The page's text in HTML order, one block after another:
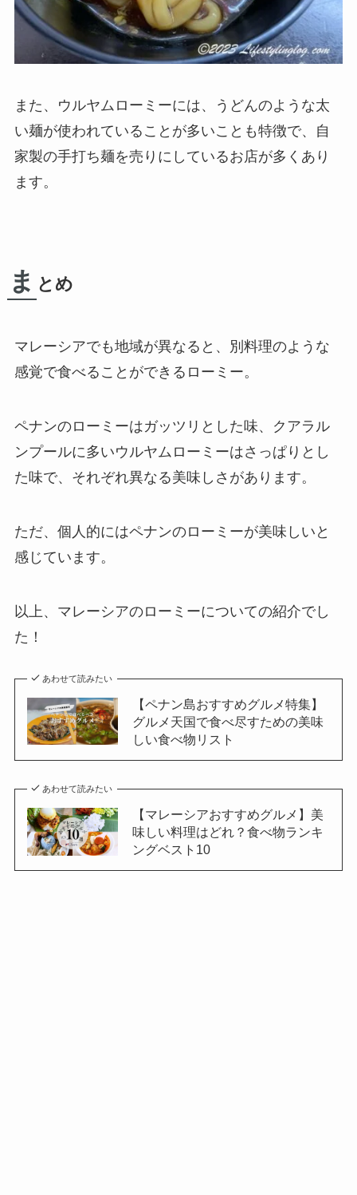
また、ウルヤムローミーには、
うどんのような太
い麺が使われていることが多いことも特徴で、自
家製の手打ち麺を売りにしているお店が多くあり
ます。
ま とめ
マレーシアでも地域が異なると、別料理のような
感覚で食べることができるローミー。
ペナンのローミーはガッツリとした味、クアラル
ンプールに多いウルヤムローミーはさっぱりとし
た味で、それぞれ異なる美味しさがあります。
ただ、個人的にはペナンのローミーが美味しいと
感じています。
以上、マレーシアのローミーについての紹介でし
た！
あわせて読みたい
【ペナン島おすすめグルメ特集】
グルメ天国で食べ尽すための美味
しい食べ物リスト
あわせて読みたい
【マレーシアおすすめグルメ】美
味しい料理はどれ？食べ物ランキ
ングベスト10